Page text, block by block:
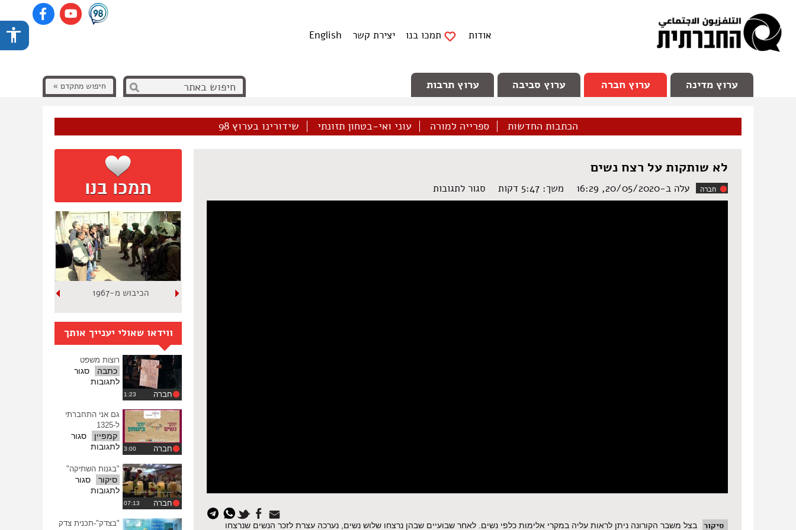
אודות תמכו בנו יצירת קשר English
ערוץ מדינה ערוץ חברה ערוץ סביבה ערוץ תרבות חיפוש מתקדם »
הכתבות החדשות ספרייה למורה עוני ואי-בטחון תזונתי שידורינו בערוץ 98
לא שותקות על רצח נשים
חברה עלה ב-20/05/2020, 16:29 משך: ‏5:47 דקות סגור לתגובותעל
לא
סיקור
בצל משבר הקורונה ניתן לראות עליה במקרי אלימות כלפי נשים. לאחר שבועיים שבהן נרצחו שלוש נשים, נערכה עצרת לזכר הנשים שנרצחו
הכיבוש מ-1967
ווידאו שאולי יענייך אותך
חברה
רוצות משפט
כתבה
סגור
לתגובותעל
חברה
גם אני התחברתי
ל-1325
קמפיין
סגור
לתגובותעל
אני
התחברתי
ל-1325
חברה
"בגנות השתיקה"
סיקור
סגור
לתגובותעל
"בצדק"-תכנית צדק